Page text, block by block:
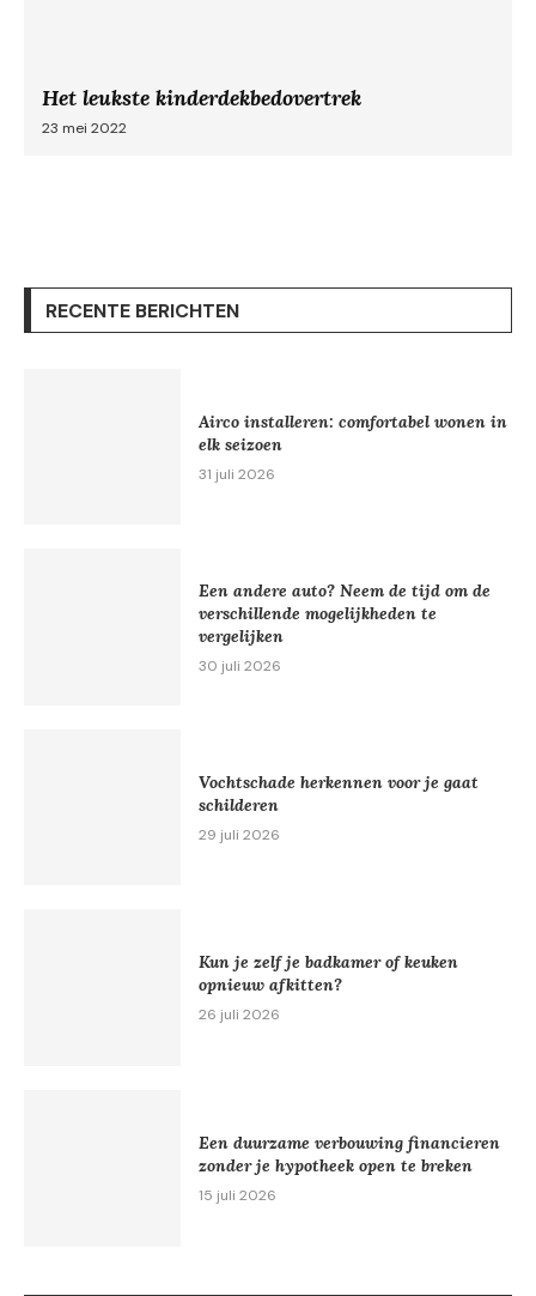
Het leukste kinderdekbedovertrek
23 mei 2022
RECENTE BERICHTEN
Airco installeren: comfortabel wonen in
elk seizoen
31 juli 2026
Een andere auto? Neem de tijd om de
verschillende mogelijkheden te
vergelijken
30 juli 2026
Vochtschade herkennen voor je gaat
schilderen
29 juli 2026
Kun je zelf je badkamer of keuken
opnieuw afkitten?
26 juli 2026
Een duurzame verbouwing financieren
zonder je hypotheek open te breken
15 juli 2026